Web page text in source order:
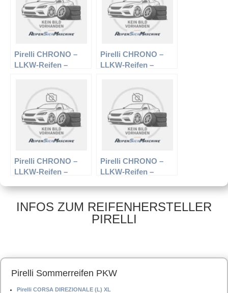
Pirelli CHRONO –
LLKW-Reifen –
Pirelli CHRONO –
LLKW-Reifen –
Pirelli CHRONO –
LLKW-Reifen –
– Sommerreifen
Pirelli CHRONO –
LLKW-Reifen –
– Sommerreifen
INFOS ZUM REIFENHERSTELLER
PIRELLI
Pirelli Sommerreifen PKW
Pirelli CORSA DIREZIONALE (L) XL